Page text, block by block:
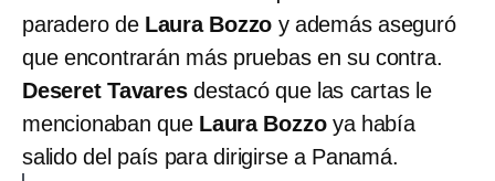
paradero deLaura Bozzo y además aseguró
que encontrarán más pruebas en su contra.
Deseret Tavares destacó que las cartas le
mencionaban que Laura Bozzoya había
salido del país para dirigirse a Panamá.